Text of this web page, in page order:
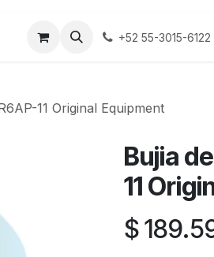
Terminos y Condiciones+52 55-3015-6122
11 Original Equipment
Bujia
11
$